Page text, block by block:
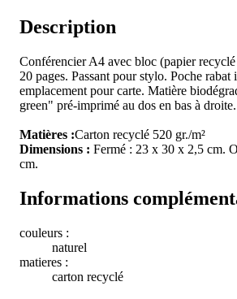
Description
Conférencier A4 avec bloc (papier
20 pages. Passant pour stylo. Poche rabat
emplacement pour carte. Matière
green" pré-imprimé au dos en bas à droite.
Matières :Carton recyclé 520 gr./m²
Dimensions : Fermé : 23 x 30 x 2,5 cm.
cm.
Informations
couleurs :
naturel
matieres :
carton recyclé